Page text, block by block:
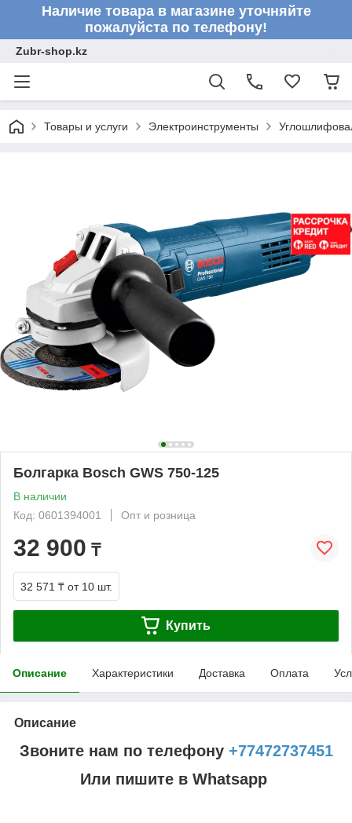
Наличие товара в магазине уточняйте
пожалуйста по телефону!
Zubr-shop.kz
Товары и услуги Электроинструменты
Болгарка Bosch GWS 750-125
В наличии
Код: 0601394001
Опт и розница
32 900 ₸
32 571 ₸ от 10 шт.
Купить
Описание Характеристики Доставка Оплата
Описание
Звоните нам по телефону +77472737451
Или пишите в Whatsapp